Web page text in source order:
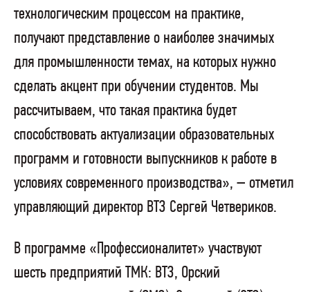
технологическим процессом на практике,
получают представление о наиболее значимых
для промышленности темах, на которых нужно
сделать акцент при обучении студентов. Мы
рассчитываем, что такая практика будет
способствовать актуализации образовательных
программ и готовности выпускников к работе в
условиях современного производства», – отметил
управляющий директор ВТЗ Сергей Четвериков.
В программе «Профессионалитет» участвуют
шесть предприятий ТМК: ВТЗ, Орский